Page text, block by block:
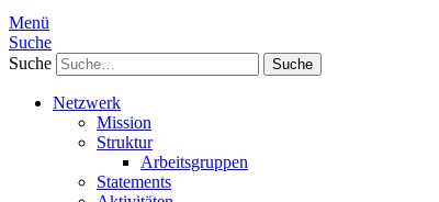
Menü
Suche
Suche
Netzwerk
Mission
Struktur
Arbeitsgruppen
Statements